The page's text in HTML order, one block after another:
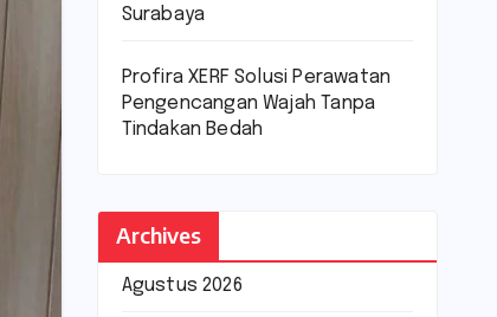
Surabaya
Profira XERF Solusi Perawatan
Pengencangan Wajah Tanpa
Tindakan Bedah
Archives
Agustus 2026